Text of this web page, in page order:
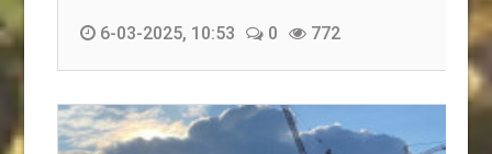
6-03-2025, 10:53 0 772